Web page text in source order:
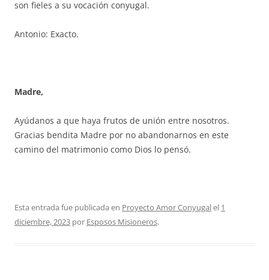
son fieles a su vocación conyugal.
Antonio: Exacto.
Madre,
Ayúdanos a que haya frutos de unión entre nosotros.
Gracias bendita Madre por no abandonarnos en este
camino del matrimonio como Dios lo pensó.
Esta entrada fue publicada en Proyecto Amor Conyugalel 1
diciembre, 2023 por Esposos Misioneros.